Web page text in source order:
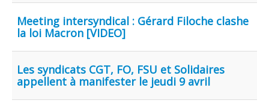
Meeting intersyndical : Gérard Filoche clashe
la loi Macron [VIDEO]
Les syndicats CGT, FO, FSU et Solidaires
appellent à manifester le jeudi 9 avril